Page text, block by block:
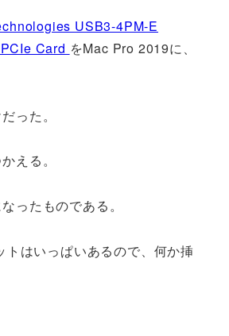
USB3-4PM-E
Card をMac Pro 2019に、
った。
える。
ったものである。
トはいっぱいあるので、何か挿